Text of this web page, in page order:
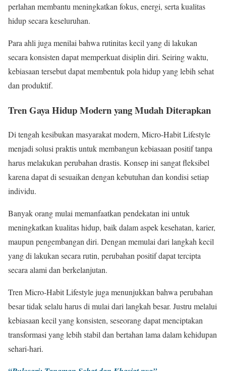
perlahan membantu meningkatkan fokus, energi, serta kualitas
hidup secara keseluruhan.
Para ahli juga menilai bahwa rutinitas kecil yang di lakukan
secara konsisten dapat memperkuat disiplin diri. Seiring waktu,
kebiasaan tersebut dapat membentuk pola hidup yang lebih sehat
dan produktif.
Tren Gaya Hidup Modern yang Mudah Diterapkan
Di tengah kesibukan masyarakat modern, Micro-Habit Lifestyle
menjadi solusi praktis untuk membangun kebiasaan positif tanpa
harus melakukan perubahan drastis. Konsep ini sangat fleksibel
karena dapat di sesuaikan dengan kebutuhan dan kondisi setiap
individu.
Banyak orang mulai memanfaatkan pendekatan ini untuk
meningkatkan kualitas hidup, baik dalam aspek kesehatan, karier,
maupun pengembangan diri. Dengan memulai dari langkah kecil
yang di lakukan secara rutin, perubahan positif dapat tercipta
secara alami dan berkelanjutan.
Tren Micro-Habit Lifestyle juga menunjukkan bahwa perubahan
besar tidak selalu harus di mulai dari langkah besar. Justru melalui
kebiasaan kecil yang konsisten, seseorang dapat menciptakan
transformasi yang lebih stabil dan bertahan lama dalam kehidupan
sehari-hari.